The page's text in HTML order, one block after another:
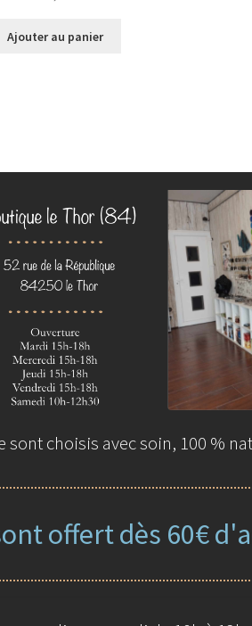
Ajouter au panier
choisis avec soin, 100 %
offert dès 60€